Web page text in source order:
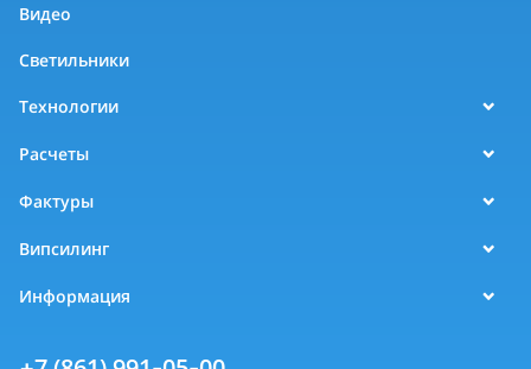
Видео
Светильники
Технологии
Расчеты
Фактуры
Випсилинг
Информация